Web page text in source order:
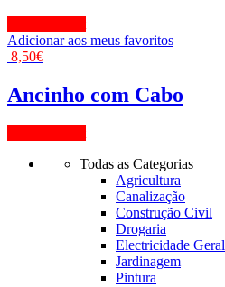
Adicionar aos meus favoritos
8,50€
Ancinho com Cabo
Todas as Categorias
Agricultura
Canalização
Construção Civil
Drogaria
Electricidade Geral
Jardinagem
Pintura